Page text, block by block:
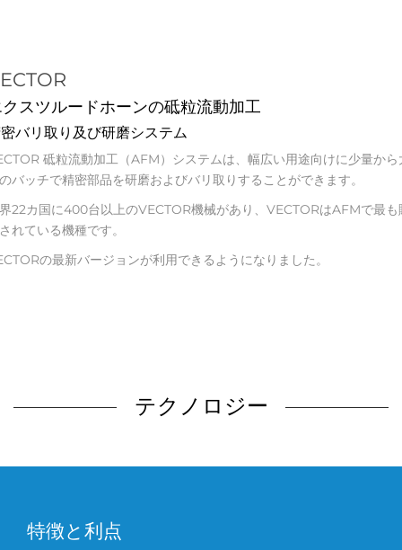
スツルードホーンの砥粒流動加工
バリ取り及び研磨システム
砥粒流動加工（AFM）システムは、幅広い用途向けに少量から
バッチで精密部品を研磨およびバリ取りすることができます。
22カ国に400台以上のVECTOR機械があり、VECTORはAFMで最も
れている機種です。
の最新バージョンが利用できるようになりました。
テクノロジー
特徴と利点